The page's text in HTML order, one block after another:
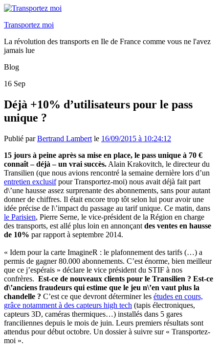
Transportez moi
La révolution des transports en Ile de France comme vous ne l'avez
jamais lue
Blog
16 Sep
Déjà +10% d’utilisateurs pour le pass
unique ?
Publié parBertrand Lambert le 16/09/2015 à 10:24:12
15 jours à peine après sa mise en place, le pass unique à 70 €
connaît – déjà – un vrai succès. Alain Krakovitch, le directeur du
Transilien (que nous avions rencontré la semaine dernière lors d’un
entretien exclusifpour Transportez-moi) nous avait déjà fait part
d\’une hausse assez surprenante des abonnements, sans pour autant
donner de chiffres. Il était encore trop tôt selon lui pour avoir une
idée précise de l\’impact du passage au tarif unique. Ce matin, dans
le Parisien, Pierre Serne, le vice-président de la Région en charge
des transports, est allé plus loin en annonçant des ventes en hausse
de 10% par rapport à septembre 2014.
« Idem pour la carte ImagineR : le plafonnement des tarifs (…) a
permis de gagner 80.000 abonnements. C’est énorme, bien meilleur
que ce j’espérais » déclare le vice président du STIF à nos
confrères. Est-ce de nouveaux clients pour le Transilien ? Est-ce
d\’anciens fraudeurs qui estime que le jeu n\’en vaut plus la
chandelle ? C’est ce que devront déterminer les études en cours,
grâce notamment à des capteurs high tech (tapis électroniques,
capteurs 3D, caméras thermiques…) installés dans 5 gares
franciliennes depuis le mois de juin. Leurs premiers résultats sont
attendus pour début octobre. Un dossier à suivre sur « Transportez-
moi ».